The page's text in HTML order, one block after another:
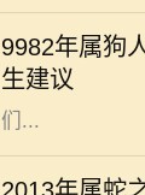
9982年属狗
生建议
人的命运有着
狗的人，正如
且责任心强。
们...
在中国传统文
个出生年份的